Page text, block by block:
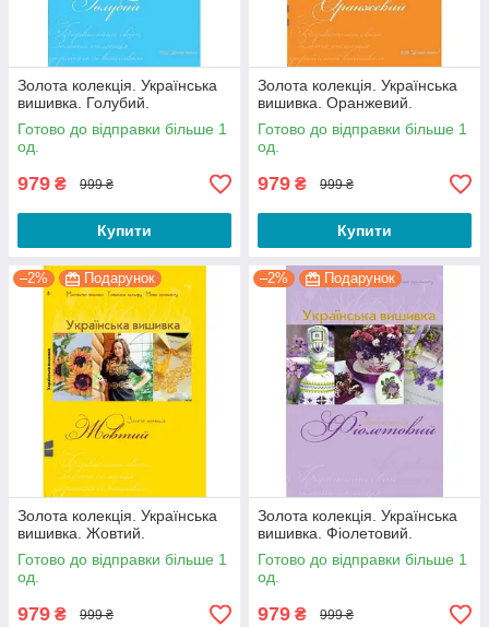
Золота колекція. Українська
вишивка. Голубий.
Готово до відправки більше 1
од.
979 ₴ 999 ₴
Купити
Золота колекція. Українська
вишивка. Оранжевий.
Готово до відправки більше 1
од.
979 ₴ 999 ₴
Купити
–2% Подарунок
Золота колекція. Українська
вишивка. Жовтий.
Готово до відправки більше 1
од.
979 ₴ 999 ₴
–2% Подарунок
Золота колекція. Українська
вишивка. Фіолетовий.
Готово до відправки більше 1
од.
979 ₴ 999 ₴